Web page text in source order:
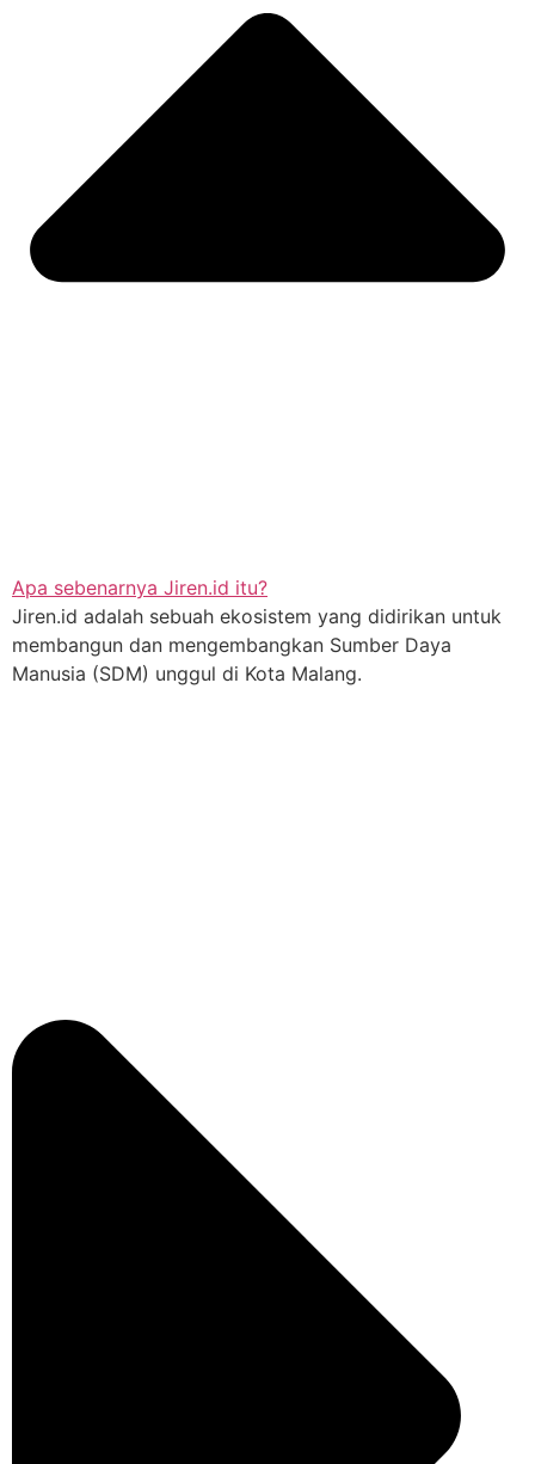
Apa sebenarnya Jiren.id itu?
Jiren.id adalah sebuah ekosistem yang didirikan untuk
membangun dan mengembangkan Sumber Daya
Manusia (SDM) unggul di Kota Malang.